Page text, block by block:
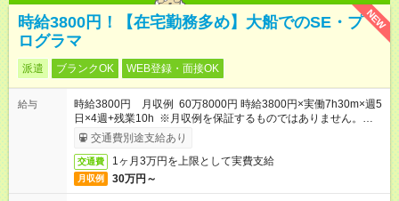
NEW
時給3800円！【在宅勤務多め】大船でのSE・プ
ログラマ
派遣 ブランクOK WEB登録・面接OK
給与
時給3800円 月収例 60万8000円 時給3800円×実働7h30m×週5
日×4週+残業10h ※月収例を保証するものではありません。※給
与即受取りサービス利用可（利用条件有）
交通費別途支給あり
交通費 1ヶ月3万円を上限として実費支給
月収例 30万円～